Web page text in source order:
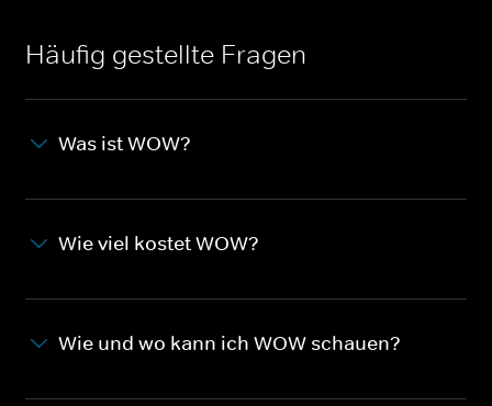
Häufig gestellte Fragen
Was ist WOW?
Wie viel kostet WOW?
Wie und wo kann ich WOW schauen?